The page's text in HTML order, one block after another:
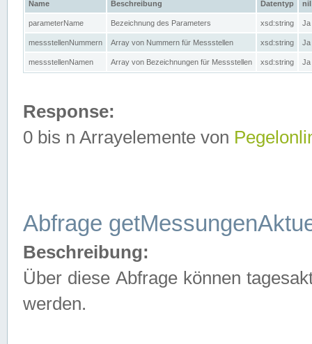
Name Beschreibung Datentyp nil
parameterName Bezeichnung des Parameters xsd:string Ja
messstellenNummern Array von Nummern für Messstellen xsd:string Ja
messstellenNamen Array von Bezeichnungen für Messstellen xsd:string Ja
Response:
0 bis n Arrayelemente von
Abfrage
Beschreibung:
Über diese Abfrage können
werden.